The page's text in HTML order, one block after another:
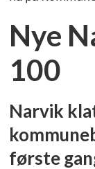
Nye
100
Narvik
første